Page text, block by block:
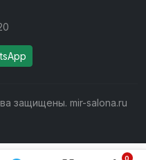
защищены. mir-salona.ru
0